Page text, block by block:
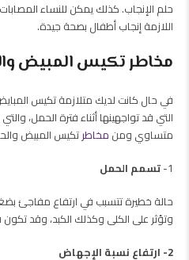
حلم الإنجاب. كذلك يمكن للنساء
اللازمة إنجاب أطفال بصحة جيدة.
مخاطر تكيس المبيض
في حال كانت لديك متلازمة تكيس
التي قد تواجهينها أثناء فترة الحمل،
متساوي ومن مخاطرتكيس المبيض
1- تسمم الحمل
وتؤثر على الكلى وكذلك الكبد، وقد تكون
2- ارتفاع نسبة الإجهاض